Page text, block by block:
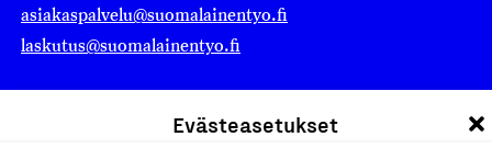
Evästeasetukset
asiakaspalvelu@suomalainentyo.fi
laskutus@suomalainentyo.fi